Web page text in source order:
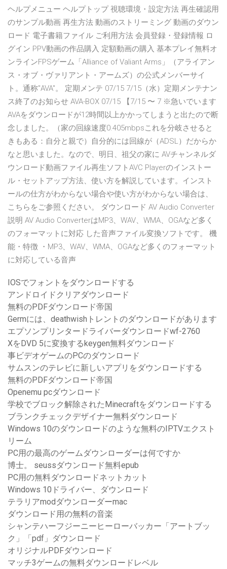
ヘルプメニュー ヘルプトップ 視聴環境・設定方法 再生確認用
のサンプル動画 再生方法 動画のストリーミング 動画のダウン
ロード 電子書籍ファイル ご利用方法 会員登録・登録情報 ロ
グイン PPV動画の作品購入 定額動画の購入 基本プレイ無料オ
ンラインFPSゲーム「Alliance of Valiant Arms」（アライアン
ス・オブ・ヴァリアント・アームズ）の公式メンバーサイ
ト。通称"AVA"。 定期メンテ 07/15 7/15（水）定期メンテナン
ス終了のお知らせ AVA-BOX 07/15 【7/15 〜 7 ※急いでいます
AVAをダウンロードが12時間以上かかってしまうと出たので断
念しました。（家の回線速度0.405mbpsこれを分岐させると
きもある：自分と親で）自分的には回線が（ADSL）だからか
なと思いました。なので、明日、祖父の家に AVチャンネルダ
ウンロード動画ファイル再生ソフトAVC Playerのインストー
ル・セットアップ方法、使い方を解説しています。インスト
ールの仕方がわからない場合や使い方がわからない場合は、
こちらをご参照ください。 ダウンロード AV Audio Converter
説明 AV Audio ConverterはMP3、WAV、WMA、OGAなど多く
のフォーマットに対応 した音声ファイル変換ソフトです。 機
能・特徴 ・MP3、WAV、WMA、OGAなど多くのフォーマット
に対応している音声
IOSでフォントをダウンロードする
アンドロイドクリアダウンロード
無料のPDFダウンロード帝国
Germには、deathwishトレントのダウンロードがあります
エプソンプリンタードライバーダウンロードwf-2760
XをDVD 5に変換するkeygen無料ダウンロード
事ビデオゲームのPCのダウンロード
サムスンのテレビに新しいアプリをダウンロードする
無料のPDFダウンロード帝国
Openemu pcダウンロード
学校でブロック解除されたMinecraftをダウンロードする
ブランクチェックデザイナー無料ダウンロード
Windows 10のダウンロードのような無料のIPTVエクスト
リーム
PC用の最高のゲームダウンローダーは何ですか
博士。 seussダウンロード無料epub
PC用の無料ダウンロードネットカット
Windows 10ドライバー、ダウンロード
テラリアmodダウンローダーmac
ダウンロード用の無料の音楽
シャンテハーフジーニーヒーローバッカー「アートブッ
ク」「pdf」ダウンロード
オリジナルPDFダウンロード
マッチ3ゲームの無料ダウンロードレベル